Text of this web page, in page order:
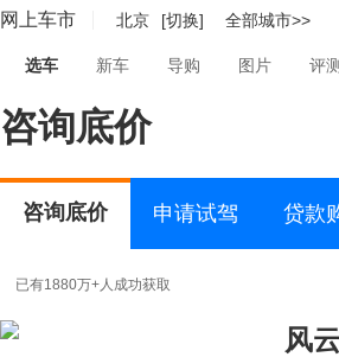
网上车市 北京 [切换] 全部城市>>
选车 新车 导购 图片 评测
咨询底价
咨询底价 申请试驾 贷款
已有1880万+人成功获取
风